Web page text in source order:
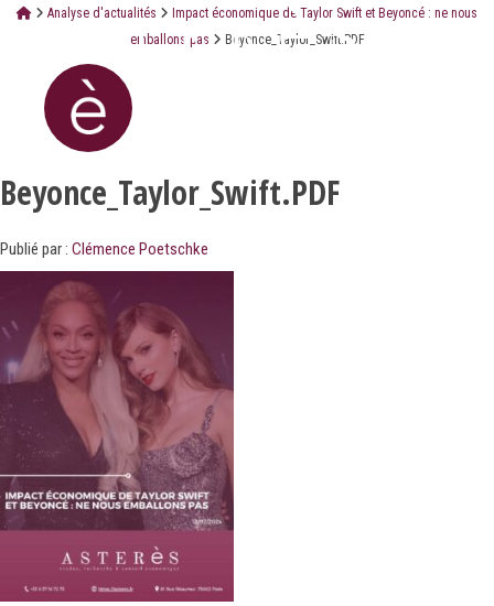
Analyse d'actualités
Impact économique de Taylor Swift et Beyoncé : ne nous
emballons pas
Beyonce_Taylor_Swift.PDF
Beyonce_Taylor_Swift.PDF
Publié par : Clémence Poetschke